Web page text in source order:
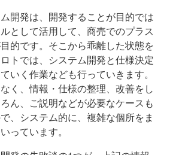
開発は、開発することが目的では
として活用して、商売でのプラス
的です。そこから乖離した状態を
トでは、システム開発と仕様決定
いく作業なども行っていきます。
く、情報・仕様の整理、改善をし
ん、ご説明などが必要なケースも
、システム的に、複雑な個所をま
っています。